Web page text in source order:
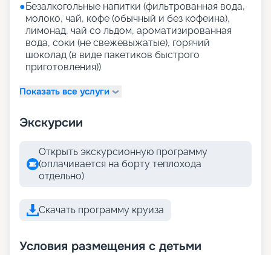
●Безалкогольные напитки (фильтрованная вода,
молоко, чай, кофе (обычный и без кофеина),
лимонад, чай со льдом, ароматизированная
вода, соки (не свежевыжатые), горячий
шоколад (в виде пакетиков быстрого
приготовления))
Показать все услуги
Экскурсии
Открыть экскурсионную программу
(оплачивается на борту теплохода
отдельно)
Скачать программу круиза
Условия размещения с детьми